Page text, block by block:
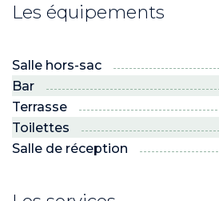
NORDIC
Les équipements
Salle hors-sac
Bar
Terrasse
Toilettes
Salle de réception